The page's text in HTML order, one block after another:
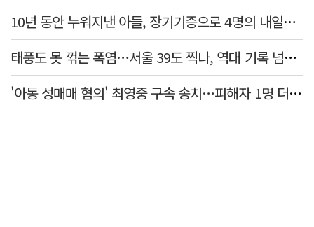
10년 동안 누워지낸 아들, 장기기증으로 4명의 내일을 밝혔다
태풍도 못 꺾는 폭염…서울 39도 찍나, 역대 기록 넘본다
'아동 성매매 혐의' 최영중 구속 송치…피해자 1명 더 있었다